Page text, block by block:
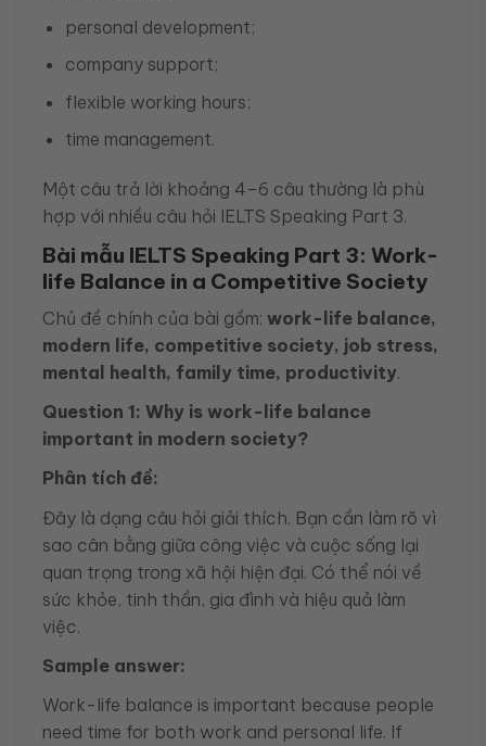
personal development;
company support;
flexible working hours;
time management.
Một câu trả lời khoảng 4–6 câu thường là phù
hợp với nhiều câu hỏi IELTS Speaking Part 3.
Bài mẫu IELTS Speaking Part 3: Work-
life Balance in a Competitive Society
Chủ đề chính của bài gồm: work-life balance,
modern life, competitive society, job stress,
mental health, family time, productivity.
Question 1: Why is work-life balance
important in modern society?
Phân tích đề:
Đây là dạng câu hỏi giải thích. Bạn cần làm rõ vì
sao cân bằng giữa công việc và cuộc sống lại
quan trọng trong xã hội hiện đại. Có thể nói về
sức khỏe, tinh thần, gia đình và hiệu quả làm
việc.
Sample answer:
Work-life balance is important because people
need time for both work and personal life. If